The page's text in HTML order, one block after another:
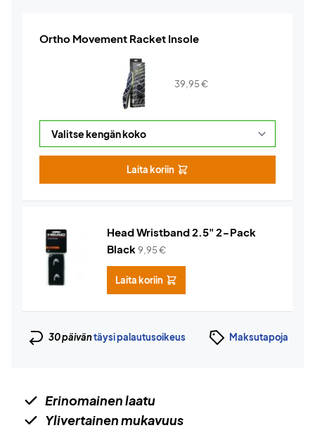
Ortho Movement Racket Insole
39,95€
Laita koriin
Head Wristband 2.5" 2-Pack
Black9,95€
Laita koriin
30 päiväntäysi palautusoikeus Maksutapoja
Erinomainen laatu
Ylivertainen mukavuus